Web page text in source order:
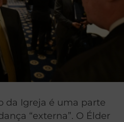
da Igreja é uma parte
“externa”. O Élder